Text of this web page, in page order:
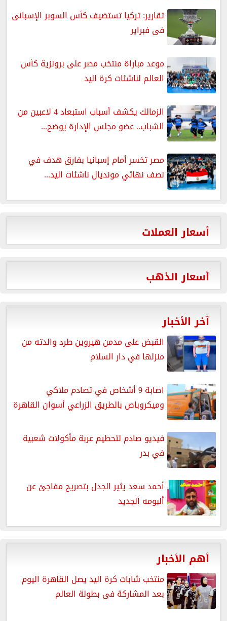
تقارير: تركيا تستضيف كأس السوبر الإسبانى
فى فبراير
موعد مباراة منتخب مصر على برونزية كأس
العالم لناشئات كرة اليد
الزمالك يكشف أسباب استبعاد 4 لاعبين من
الشباب.. عضو مجلس الإدارة يوضح...
مصر تخسر أمام إسبانيا بفارق هدف في
نصف نهائي مونديال ناشئات اليد...
أسعار العملات
أسعار الذهب
آخر الأخبار
القبض على مدمن هيروين طرد والدته من
منزلها في دار السلام
اصابة 9 أشخاص في تصادم ملاكي
وميكروباص بالطريق الزراعي أسوان القاهرة
فيديو صادم لتحطيم عربة مأكولات شعبية
في بدر
أحمد سعد يثير الجدل بتصريح مفاجئ عن
ألبومه الجديد
أهم الأخبار
منتخب شابات كرة اليد يصل القاهرة اليوم
بعد المشاركة فى بطولة العالم